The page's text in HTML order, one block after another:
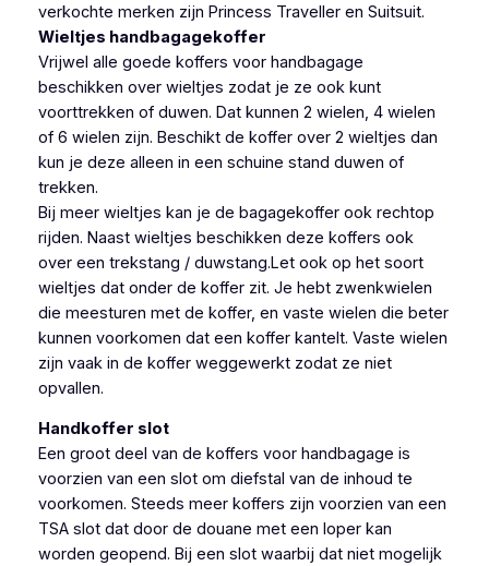
verkochte merken zijn Princess Traveller en Suitsuit.
Wieltjes handbagagekoffer
Vrijwel alle goede koffers voor handbagage
beschikken over wieltjes zodat je ze ook kunt
voorttrekken of duwen. Dat kunnen 2 wielen, 4 wielen
of 6 wielen zijn. Beschikt de koffer over 2 wieltjes dan
kun je deze alleen in een schuine stand duwen of
trekken.
Bij meer wieltjes kan je de bagagekoffer ook rechtop
rijden. Naast wieltjes beschikken deze koffers ook
over een trekstang / duwstang.Let ook op het soort
wieltjes dat onder de koffer zit. Je hebt zwenkwielen
die meesturen met de koffer, en vaste wielen die beter
kunnen voorkomen dat een koffer kantelt. Vaste wielen
zijn vaak in de koffer weggewerkt zodat ze niet
opvallen.
Handkoffer slot
Een groot deel van de koffers voor handbagage is
voorzien van een slot om diefstal van de inhoud te
voorkomen. Steeds meer koffers zijn voorzien van een
TSA slot dat door de douane met een loper kan
worden geopend. Bij een slot waarbij dat niet mogelijk